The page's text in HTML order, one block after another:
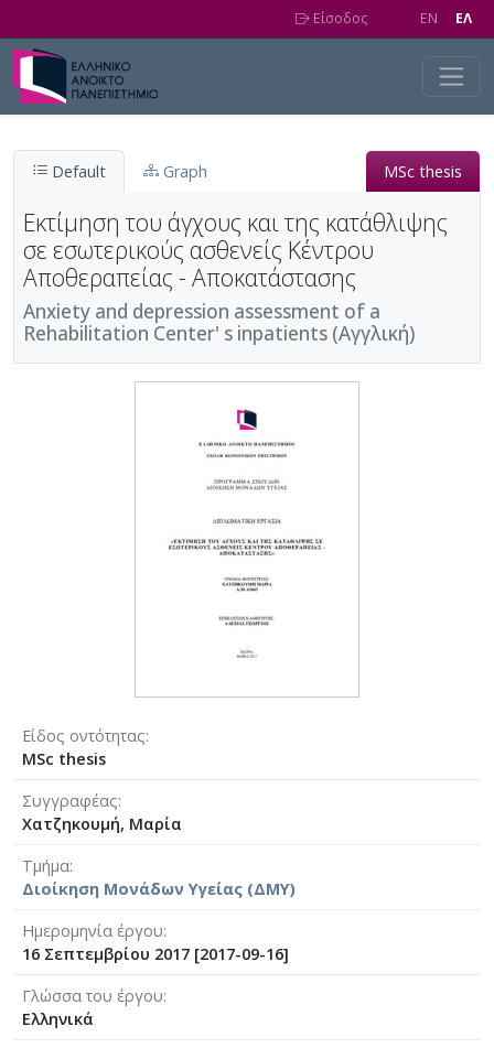
Είσοδος EN EΛ
Default Graph MSc thesis
Εκτίμηση του άγχους και της κατάθλιψης
σε εσωτερικούς ασθενείς Κέντρου
Αποθεραπείας - Αποκατάστασης
Αnxiety and depression assessment of a
Rehabilitation Center' s inpatients (Αγγλική)
Είδος οντότητας
MSc thesis
Συγγραφέας
Χατζηκουμή, Μαρία
Τμήμα
Διοίκηση Μονάδων Υγείας (ΔΜΥ)
Ημερομηνία έργου
16 Σεπτεμβρίου 2017 [2017-09-16]
Γλώσσα του έργου
Ελληνικά